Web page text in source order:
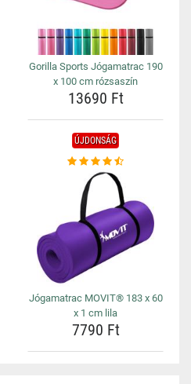
Gorilla Sports Jógamatrac 190
x 100 cm rózsaszín
13690 Ft
ÚJDONSÁG
Jógamatrac MOVIT® 183 x 60
x 1 cm lila
7790 Ft